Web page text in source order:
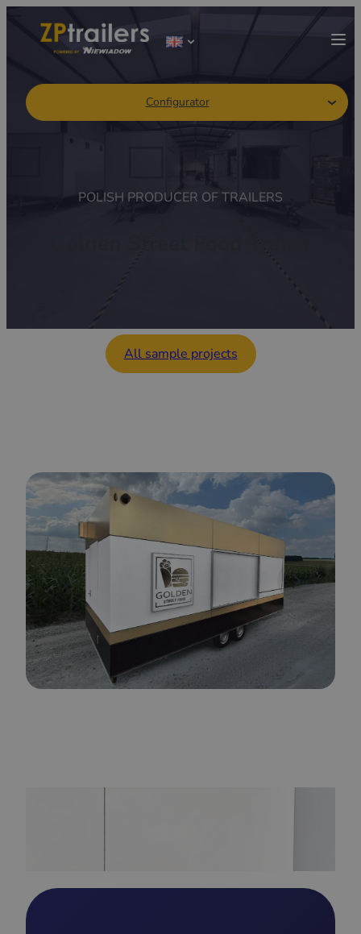
Configurator
POLISH PRODUCER OF TRAILERS
All sample projects